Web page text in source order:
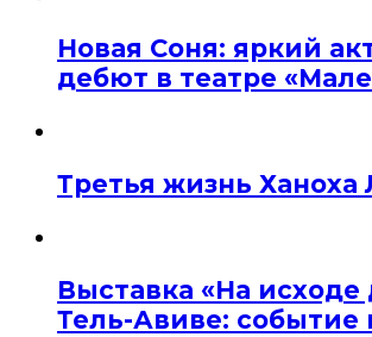
Новая Соня: яркий
дебют в театре
Третья жизнь Ханоха
Выставка «На исходе
Тель-Авиве: событие